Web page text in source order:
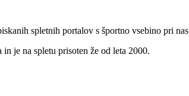
spletnih portalov s športno vsebino pri
in je na spletu prisoten že od leta 2000.